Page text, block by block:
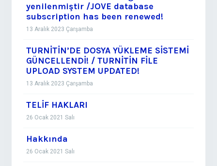
yenilenmiştir /JOVE database
subscription has been renewed!
13 Aralık 2023 Çarşamba
TURNİTİN’DE DOSYA YÜKLEME SİSTEMİ
GÜNCELLENDİ! / TURNİTİN FİLE
UPLOAD SYSTEM UPDATED!
13 Aralık 2023 Çarşamba
TELİF HAKLARI
26 Ocak 2021 Salı
Hakkında
26 Ocak 2021 Salı